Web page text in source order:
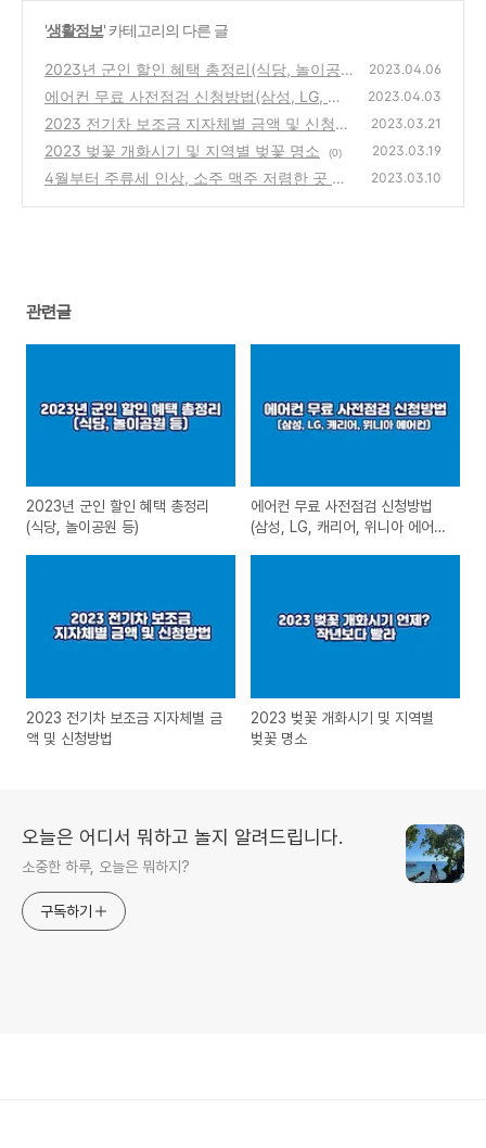
'생활정보' 카테고리의 다른 글
2023년 군인 할인 혜택 총정리(식당, 놀이공
원 등)
(0)
2023.04.06
에어컨 무료 사전점검 신청방법(삼성, LG, 캐
리어, 위니아 에어컨)
(0)
2023.04.03
2023 전기차 보조금 지자체별 금액 및 신청방
법
(0)
2023.03.21
2023 벚꽃 개화시기 및 지역별 벚꽃 명소 (0) 2023.03.19
4월부터 주류세 인상, 소주 맥주 저렴한 곳 찾
2023.03.10
관련글
2023년 군인 할인 혜택 총정리
(식당, 놀이공원 등)
에어컨 무료 사전점검 신청방법
(삼성, LG, 캐리어, 위니아 에어
2023 전기차 보조금 지자체별 금
액 및 신청방법
2023 벚꽃 개화시기 및 지역별
벚꽃 명소
오늘은 어디서 뭐하고 놀지 알려드립니다.
소중한 하루, 오늘은 뭐하지?
구독하기